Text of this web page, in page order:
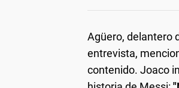
Agüero, delantero
entrevista,
contenido. Joaco